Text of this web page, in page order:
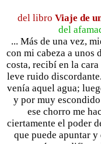
del libro Viaje de
del
... Más de una vez,
con mi cabeza a unos
costa, recibí en la
leve ruido
venía aquel agua;
y por muy
ese chorro me
ciertamente el poder
que puede apuntar